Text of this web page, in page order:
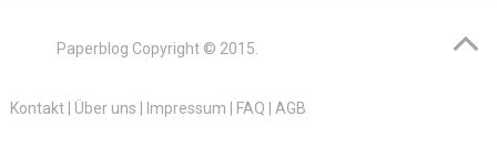
Paperblog Copyright © 2015.
Kontakt| Über uns Impressum FAQ AGB